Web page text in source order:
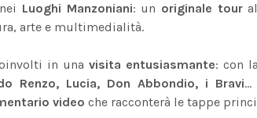
Luoghi Manzoniani: un originale tour
arte e multimedialità.
in una visita entusiasmante: con
Renzo, Lucia, Don Abbondio, i Bravi…
video che racconterà le tappe